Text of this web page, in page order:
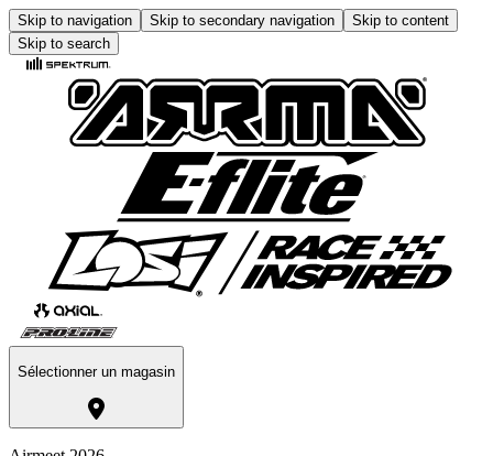
Skip to navigation Skip to secondary navigation
Skip to content
Skip to search
Sélectionner un magasin